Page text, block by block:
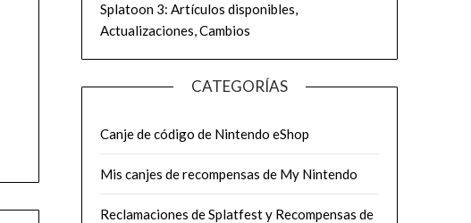
Splatoon 3: Artículos disponibles,
Actualizaciones, Cambios
CATEGORÍAS
Canje de código de Nintendo eShop
Mis canjes de recompensas de My Nintendo
Reclamaciones de Splatfest y Recompensas de